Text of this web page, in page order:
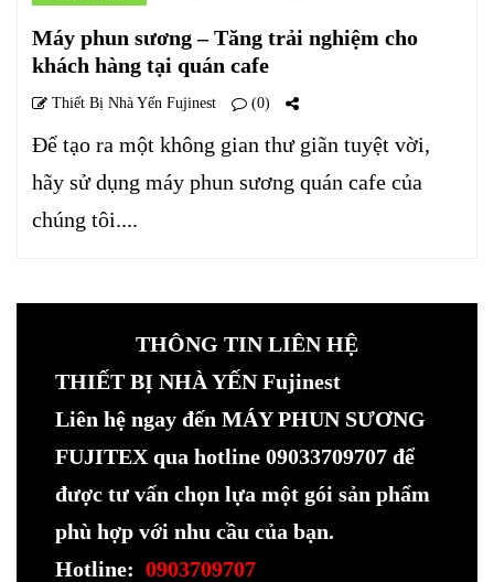
Máy phun sương – Tăng trải nghiệm cho
khách hàng tại quán cafe
Thiết Bị Nhà Yến Fujinest (0)
Để tạo ra một không gian thư giãn tuyệt vời,
hãy sử dụng máy phun sương quán cafe của
chúng tôi....
THÔNG TIN LIÊN HỆ
THIẾT BỊ NHÀ YẾN Fujinest
Liên hệ ngay đến MÁY PHUN SƯƠNG
FUJITEX qua hotline 09033709707 để
được tư vấn chọn lựa một gói sản phẩm
phù hợp với nhu cầu của bạn.
Hotline: 0903709707